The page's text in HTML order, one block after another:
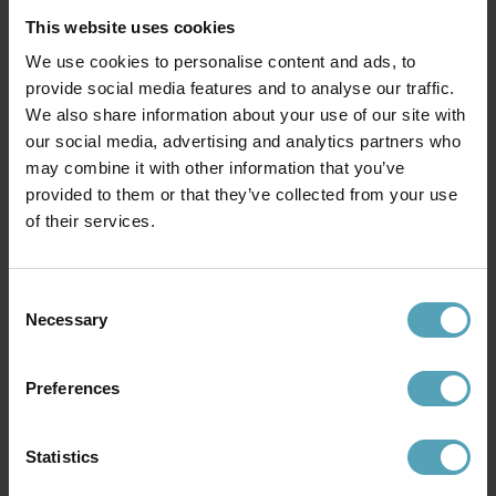
This website uses cookies
We use cookies to personalise content and ads, to
provide social media features and to analyse our traffic.
We also share information about your use of our site with
our social media, advertising and analytics partners who
may combine it with other information that you’ve
provided to them or that they’ve collected from your use
of their services.
Selection
Necessary
Preferences
Statistics
BY RYDÉNS
Seagrass Ø50 taklampa
1 921 kr
Rek. 2 999 kr
LUCIDE
Yunkai Ø50 taklampa
1 279 kr